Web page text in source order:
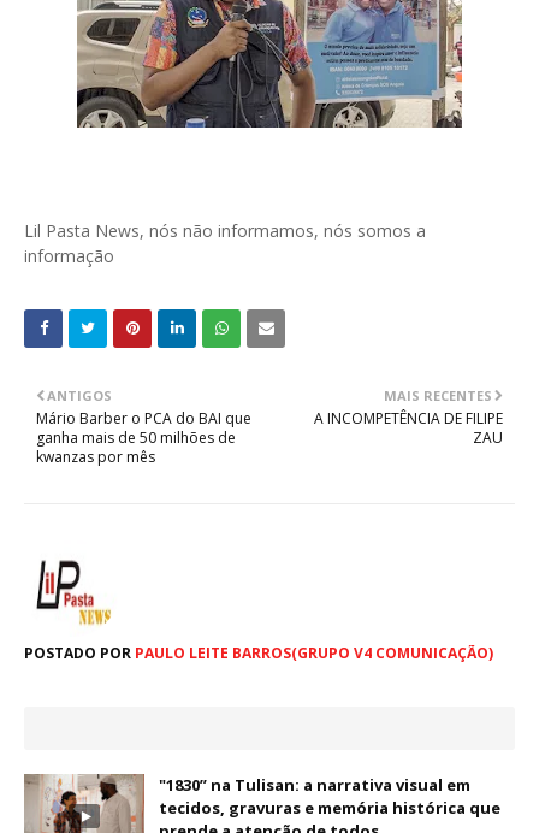
Lil Pasta News, nós não informamos, nós somos a
informação
MAIS RECENTES
A INCOMPETÊNCIA DE FILIPE
ZAU
ANTIGOS
Mário Barber o PCA do BAI que
ganha mais de 50 milhões de
kwanzas por mês
POSTADO POR PAULO LEITE BARROS(GRUPO V4 COMUNICAÇÃO)
"1830” na Tulisan: a narrativa visual em
tecidos, gravuras e memória histórica que